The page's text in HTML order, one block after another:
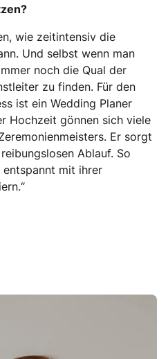
wie zeitintensiv die
Und selbst wenn man
noch die Qual der
zu finden. Für den
ist ein Wedding Planer
Hochzeit gönnen sich viele
Er sorgt
Ablauf. So
entspannt mit ihrer